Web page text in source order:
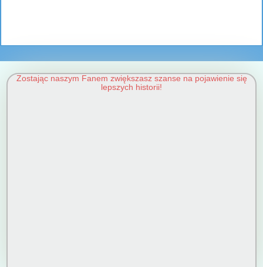
Zostając naszym Fanem zwiększasz szanse na pojawienie się
lepszych historii!